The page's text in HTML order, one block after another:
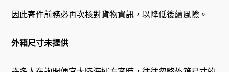
因此寄件前務必再次核對貨物資訊，以降低後續風險。
外箱尺寸未提供